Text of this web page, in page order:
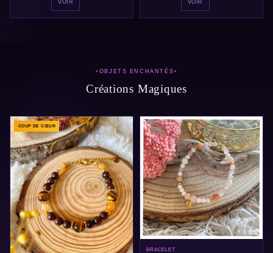
VOIR VOIR
OBJETS ENCHANTÉS
Créations Magiques
COUP DE CŒUR
BRACELET